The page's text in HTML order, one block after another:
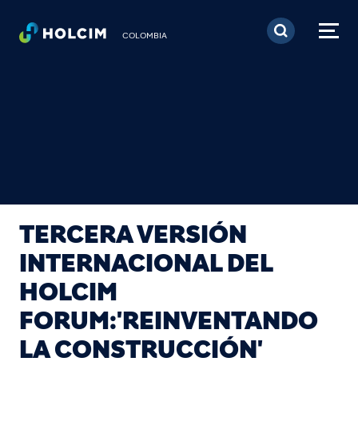
Pasar al contenido
COLOMBIA
TERCERA VERSIÓN
INTERNACIONAL DEL
HOLCIM
FORUM:'REINVENTANDO
LA CONSTRUCCIÓN'